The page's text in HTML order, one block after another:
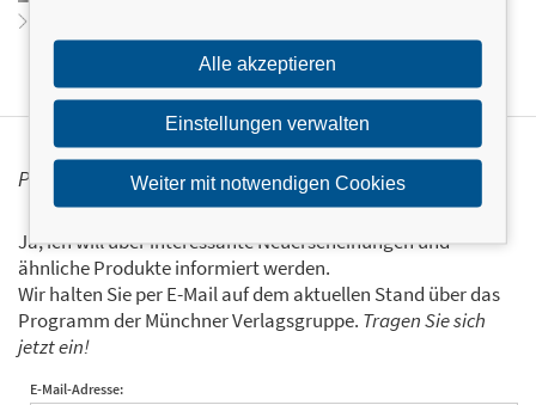
PERSONALISIERTE PRODUKTINFORMATIONEN
Ja, ich will über interessante Neuerscheinungen und
ähnliche Produkte informiert werden.
Wir halten Sie per E-Mail auf dem aktuellen Stand über das
Programm der Münchner Verlagsgruppe. Tragen Sie sich
jetzt ein!
E-Mail-Adresse:
Alle akzeptieren
Einstellungen verwalten
Weiter mit notwendigen Cookies